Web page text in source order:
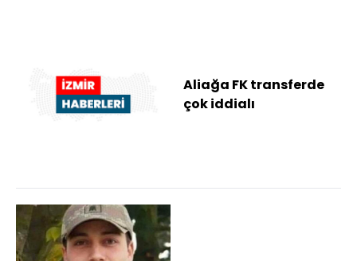
Aliağa FK transferde
çok iddialı